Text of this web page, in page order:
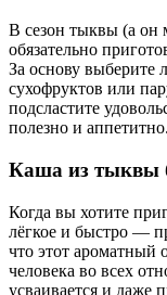
В сезон тыквы (а он
обязательно
За основу выберите
сухофруктов или
подсластите
полезно и аппетитно.
Каша из тыквы
Когда вы хотите
лёгкое и быстро —
что этот ароматный
человека во всех
усваивается и даже